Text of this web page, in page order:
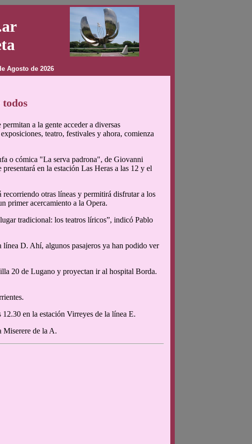
Agosto de 2026
a la gente acceder a diversas
teatro, festivales y ahora, comienza
o cómica "La serva padrona", de Giovanni
en la estación Las Heras a las 12 y el
otras líneas y permitirá disfrutar a los
primer acercamiento a la Opera.
tradicional: los teatros líricos”, indicó Pablo
línea D. Ahí, algunos pasajeros ya han podido ver
20 de Lugano y proyectan ir al hospital Borda.
en la estación Virreyes de la línea E.
Miserere de la A.